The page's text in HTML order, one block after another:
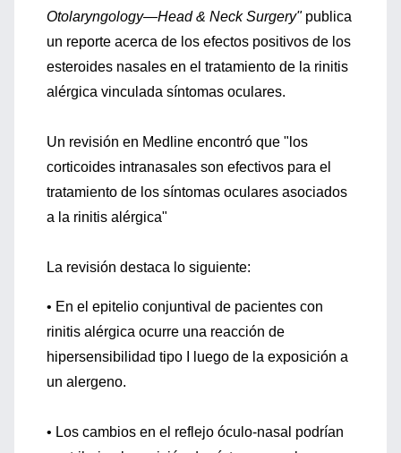
Otolaryngology—Head & Neck Surgery"publica
un reporte acerca de los efectos positivos de los
esteroides nasales en el tratamiento de la rinitis
alérgica vinculada síntomas oculares.
Un revisión en Medline encontró que "los
corticoides intranasales son efectivos para el
tratamiento de los síntomas oculares asociados
a la rinitis alérgica"
La revisión destaca lo siguiente:
• En el epitelio conjuntival de pacientes con
rinitis alérgica ocurre una reacción de
hipersensibilidad tipo I luego de la exposición a
un alergeno.
• Los cambios en el reflejo óculo-nasal podrían